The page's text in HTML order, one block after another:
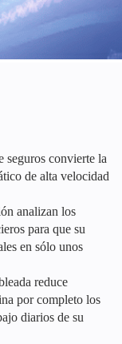
seguros convierte la
de alta velocidad
analizan los
para que su
en sólo unos
reduce
por completo los
diarios de su